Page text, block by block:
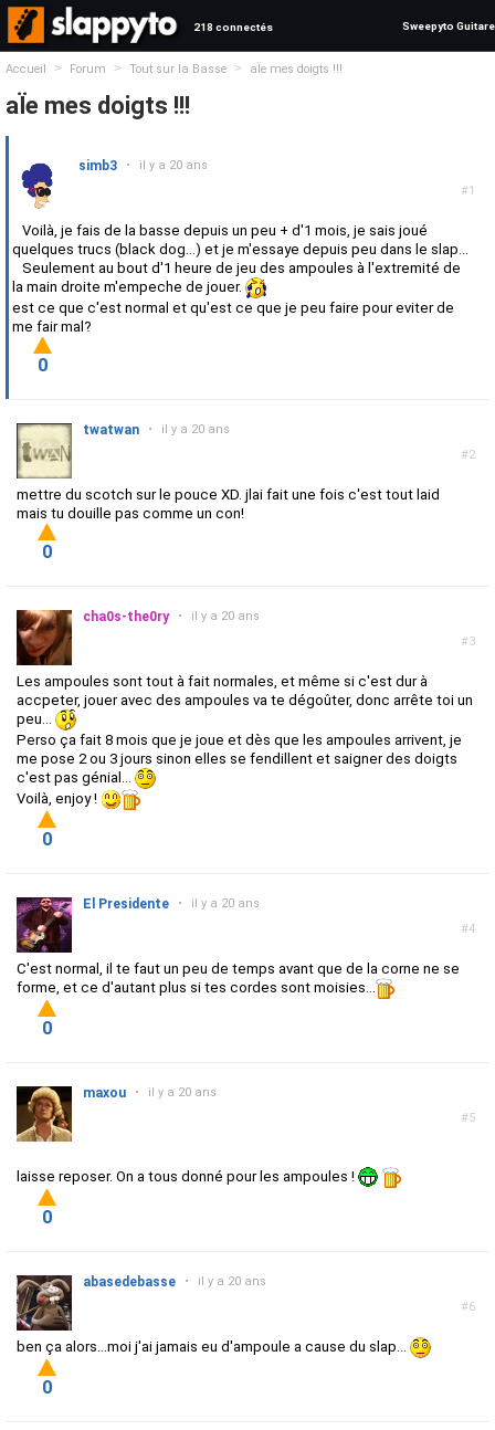
218 connectés Sweepyto Guitare
Accueil > Forum > Tout sur la Basse > aÏe mes doigts !!!
aÏe mes doigts !!!
#1
simb3 • il y a 20 ans
Voilà, je fais de la basse depuis un peu + d'1 mois, je sais joué
quelques trucs (black dog...) et je m'essaye depuis peu dans le slap...
Seulement au bout d'1 heure de jeu des ampoules à l'extremité de
la main droite m'empeche de jouer.
est ce que c'est normal et qu'est ce que je peu faire pour eviter de
me fair mal?
0
#2
twatwan • il y a 20 ans
mettre du scotch sur le pouce XD. jlai fait une fois c'est tout laid
mais tu douille pas comme un con!
0
#3
cha0s-the0ry • il y a 20 ans
Les ampoules sont tout à fait normales, et même si c'est dur à
accpeter, jouer avec des ampoules va te dégoûter, donc arrête toi un
peu...
Perso ça fait 8 mois que je joue et dès que les ampoules arrivent, je
me pose 2 ou 3 jours sinon elles se fendillent et saigner des doigts
c'est pas génial...
Voilà, enjoy !
0
#4
El Presidente • il y a 20 ans
C'est normal, il te faut un peu de temps avant que de la corne ne se
forme, et ce d'autant plus si tes cordes sont moisies...
0
#5
maxou • il y a 20 ans
laisse reposer. On a tous donné pour les ampoules !
0
#6
abasedebasse • il y a 20 ans
ben ça alors...moi j'ai jamais eu d'ampoule a cause du slap...
0